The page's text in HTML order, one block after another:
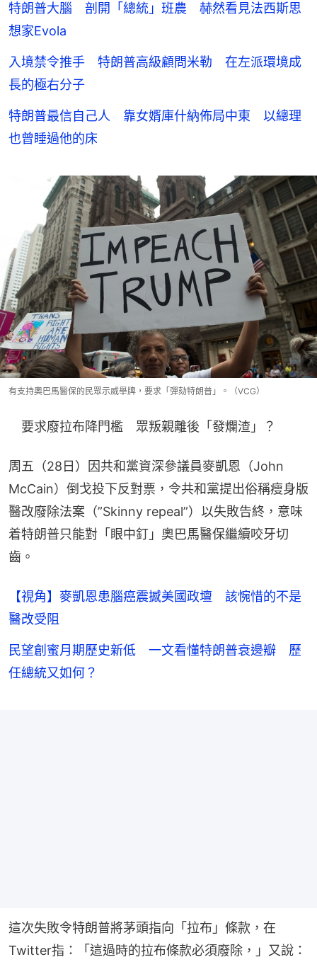
特朗普大腦 剖開「總統」班農 赫然看見法西斯思
想家Evola
入境禁令推手 特朗普高級顧問米勒 在左派環境成
長的極右分子
特朗普最信自己人 靠女婿庫什納佈局中東 以總理
也曾睡過他的床
有支持奧巴馬醫保的民眾示威舉牌，要求「彈劾特朗普」。（VCG）
要求廢拉布降門檻　眾叛親離後「發爛渣」？
周五（28日）因共和黨資深參議員麥凱恩（John
McCain）倒戈投下反對票，令共和黨提出俗稱瘦身版
醫改廢除法案（”Skinny repeal”）以失敗告終，意味
着特朗普只能對「眼中釘」奧巴馬醫保繼續咬牙切
齒。
【視角】麥凱恩患腦癌震撼美國政壇 該惋惜的不是
醫改受阻
民望創蜜月期歷史新低 一文看懂特朗普衰邊瓣 歷
任總統又如何？
這次失敗令特朗普將茅頭指向「拉布」條款，在
Twitter指：「這過時的拉布條款必須廢除，」又說：